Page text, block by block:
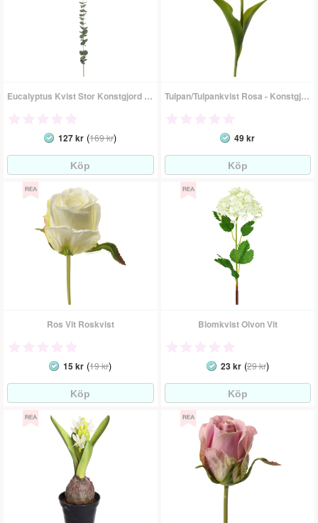
Eucalyptus Kvist Stor Konstgjord Växt
127 kr (169 kr)
Tulpan/Tulpankvist Rosa - Konstgjord Blomma
49 kr
Ros Vit Roskvist
15 kr (19 kr)
Blomkvist Olvon Vit
23 kr(29 kr)